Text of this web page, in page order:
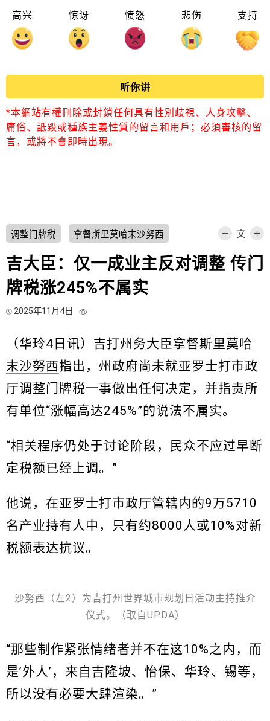
高兴 惊讶 愤怒 悲伤 支持
听你讲
*本網站有權刪除或封鎖任何具有性別歧視、人身攻擊、
庸俗、詆毀或種族主義性質的留言和用戶；必須審核的留
言，或將不會即時出現。
调整门牌税 拿督斯里莫哈末沙努西
吉大臣：仅一成业主反对调整 传门
牌税涨245%不属实
2025年11月4日
（华玲4日讯）吉打州务大臣拿督斯里莫哈
末沙努西指出，州政府尚未就亚罗士打市政
厅调整门牌税一事做出任何决定，并指责所
有单位“涨幅高达245%”的说法不属实。
“相关程序仍处于讨论阶段，民众不应过早断
定税额已经上调。”
他说，在亚罗士打市政厅管辖内的9万5710
名产业持有人中，只有约8000人或10%对新
税额表达抗议。
沙努西（左2）为吉打州世界城市规划日活动主持推介
仪式。（取自UPDA）
“那些制作紧张情绪者并不在这10%之内，而
是’外人’，来自吉隆坡、怡保、华玲、锡等，
所以没有必要大肆渲染。”